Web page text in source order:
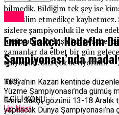
bilmedik. Bildiğim tek şey ise
ile teslim etmedikçe
sizlere şampiyonluk ile veda
nasip olmadı. İnşallah
zamanlar da elbet bir gün
ediyorum. Sizi çok seviyorum.”
TRT
İLGİLİ KONU:
Up Next
Emre Sakçı: Hedefim
Şampiyonası’nda
Rusya’nın Kazan kentinde
Yüzme Şampiyonası’nda gümüş
Emre Sakçı, gözünü 13-18 Aralık
yapılacak Dünya Şampiyonası’na